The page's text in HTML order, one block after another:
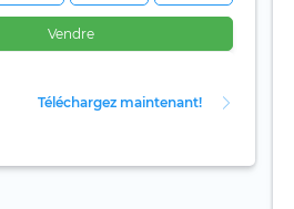
Vendre
Téléchargez maintenant!